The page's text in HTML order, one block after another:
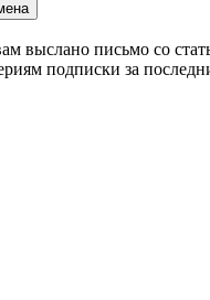
выслано письмо со
подписки за